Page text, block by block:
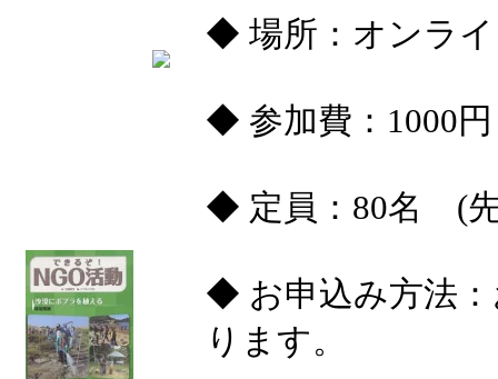
◆ 場所：オンラ
◆ 参加費：1000円
◆ 定員：80名 (
◆ お申込み方法：
ります。